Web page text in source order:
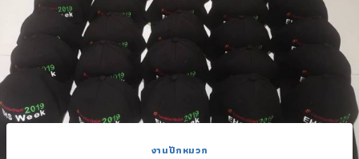
งานปักหมวก